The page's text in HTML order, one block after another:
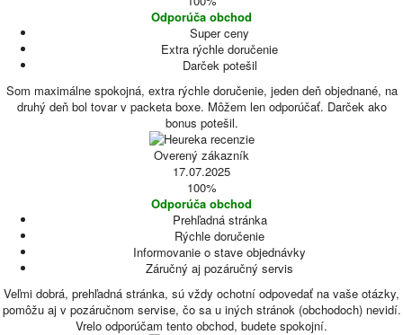
Odporúča obchod
Super ceny
Extra rýchle doručenie
Darček potešil
Som maximálne spokojná, extra rýchle doručenie, jeden deň objednané, na
druhý deň bol tovar v packeta boxe. Môžem len odporúčať. Darček ako
bonus potešil.
Overený zákazník
17.07.2025
100%
Odporúča obchod
Prehľadná stránka
Rýchle doručenie
Informovanie o stave objednávky
Záručný aj pozáručný servis
Veľmi dobrá, prehľadná stránka, sú vždy ochotní odpovedať na vaše otázky,
pomôžu aj v pozáručnom servise, čo sa u iných stránok (obchodoch) nevidí.
Vrelo odporúčam tento obchod, budete spokojní.